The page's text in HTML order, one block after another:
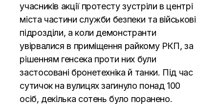
учасників акції протесту зустріли в центрі
міста частини служби безпеки та військові
підрозділи, а коли демонстранти
увірвалися в приміщення райкому РКП, за
рішенням генсека проти них були
застосовані бронетехніка й танки. Під час
сутичок на вулицях загинуло понад 100
осіб, декілька сотень було поранено.